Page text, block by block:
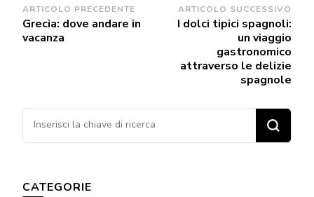
Navigazione
articoli
ARTICOLO PRECEDENTE
Grecia: dove andare in
vacanza
ARTICOLO SUCCESSIVO
I dolci tipici spagnoli:
un viaggio
gastronomico
attraverso le delizie
spagnole
Cerchi
qualcosa?
CATEGORIE